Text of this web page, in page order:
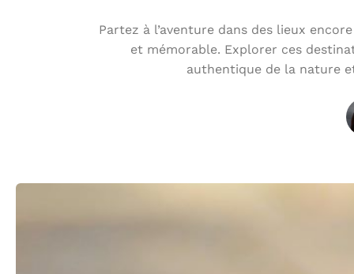
Partez à l’aventure dans des lieux
et mémorable. Explorer ces
authentique de la nature